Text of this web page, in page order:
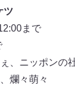
ツ
まで
、ニッポンの
爛々萌々